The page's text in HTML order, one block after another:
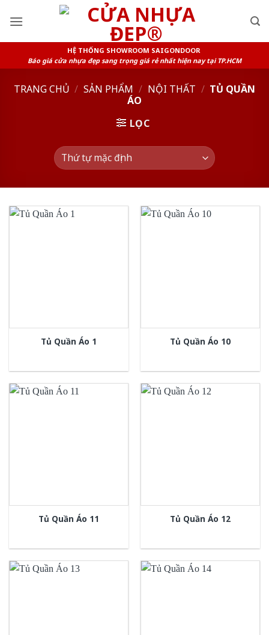
HỆ THỐNG SHOWROOM SAIGONDOOR
Báo giá cửa nhựa đẹp sang trọng giá rẻ nhất hiện nay tại TP.HCM
TRANG CHỦ / SẢN PHẨM / NỘI THẤT / TỦ QUẦN
ÁO
LỌC
Tủ Quần Áo 1 Tủ Quần Áo 10
Tủ Quần Áo 11 Tủ Quần Áo 12